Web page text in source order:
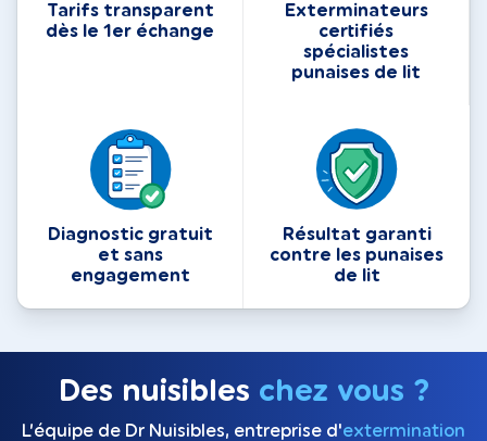
Tarifs transparent
dès le 1er échange
Exterminateurs
certifiés
spécialistes
punaises de lit
Diagnostic gratuit
et sans
engagement
Résultat garanti
contre les punaises
de lit
Des nuisibles chez vous ?
L’équipe de Dr Nuisibles, entreprise d'extermination